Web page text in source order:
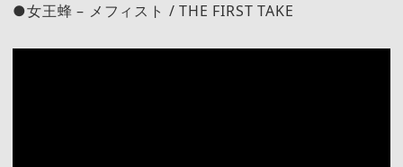
●女王蜂 – メフィスト / THE FIRST TAKE